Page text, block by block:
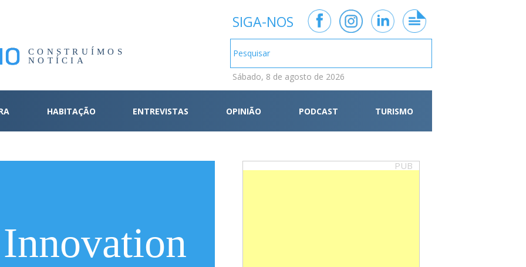
CONSTRUÍMOS
NOTÍCIA
SIGA-NOS
Sábado, 8 de agosto de 2026
HABITAÇÃO ENTREVISTAS OPINIÃO PODCAST TURISMO
PUB